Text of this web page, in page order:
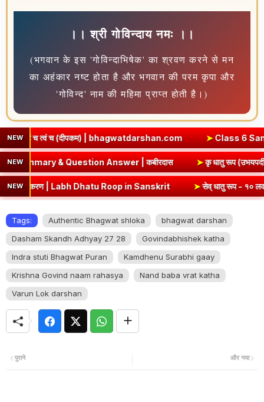
।। श्री गोविन्दाय नमः ।।
(भगवान के इस 'गोविन्दाभिषेक' का श्रवण करने से मन
का अहंकार नष्ट होता है और भगवान की परम कृपा और
'गोविन्द' नाम की महिमा प्राप्त होती है।)
NEW ➤Class 6 Sanskrit Chapter 3 Solutions | एषः
NEWClass 8 Hindi Chapter 5 Summary & Question Answer |
NEW
Roop in Sanskrit ➤सेव् धातु रूप - १० लकार, अर्थ एवं व्याकरण |
Tags: Authentic Bhagwat shloka
bhagwat darshan
Dasham Skandh Adhyay 27 28
Govindabhishek katha
Indra stuti Bhagwat Puran
Kamdhenu Surabhi gaay
Krishna Govind naam rahasya
Nand baba vrat katha
Varun Lok darshan
और नया
पुराने